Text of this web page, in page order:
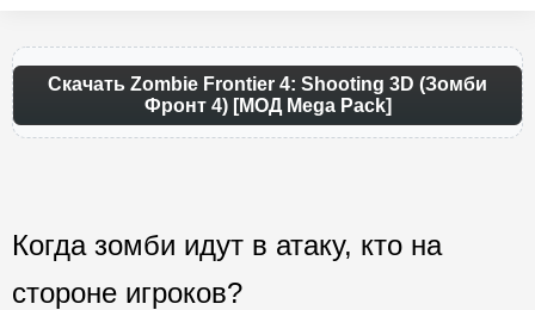
Скачать Zombie Frontier 4: Shooting 3D (Зомби
Фронт 4) [МОД Mega Pack]
Когда зомби идут в атаку, кто на
стороне игроков?